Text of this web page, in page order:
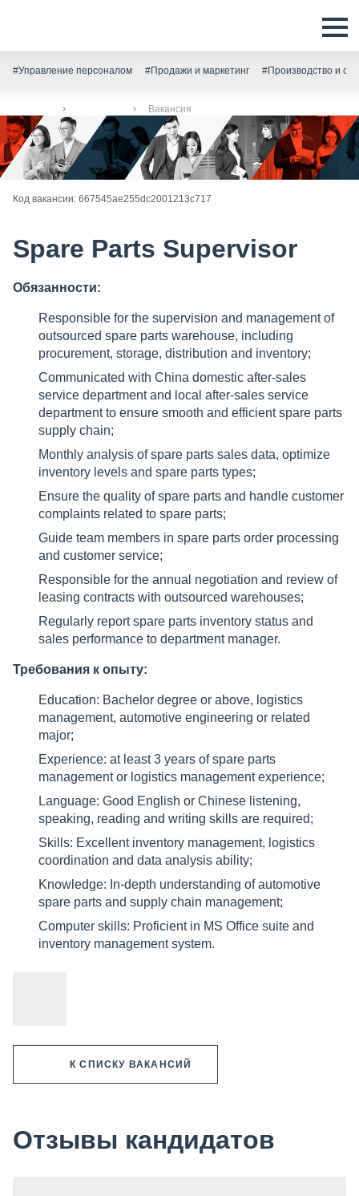
#Управление персоналом #Продажи и маркетинг #Производство и
Вакансия
Код вакансии: 667545ae255dc2001213c717
Spare Parts Supervisor
Обязанности:
Responsible for the supervision and management of
outsourced spare parts warehouse, including
procurement, storage, distribution and inventory;
Communicated with China domestic after-sales
service department and local after-sales service
department to ensure smooth and efficient spare parts
supply chain;
Monthly analysis of spare parts sales data, optimize
inventory levels and spare parts types;
Ensure the quality of spare parts and handle customer
complaints related to spare parts;
Guide team members in spare parts order processing
and customer service;
Responsible for the annual negotiation and review of
leasing contracts with outsourced warehouses;
Regularly report spare parts inventory status and
sales performance to department manager.
Требования к опыту:
Education: Bachelor degree or above, logistics
management, automotive engineering or related
major;
Experience: at least 3 years of spare parts
management or logistics management experience;
Language: Good English or Chinese listening,
speaking, reading and writing skills are required;
Skills: Excellent inventory management, logistics
coordination and data analysis ability;
Knowledge: In-depth understanding of automotive
spare parts and supply chain management;
Computer skills: Proficient in MS Office suite and
inventory management system.
К СПИСКУ ВАКАНСИЙ
Отзывы кандидатов